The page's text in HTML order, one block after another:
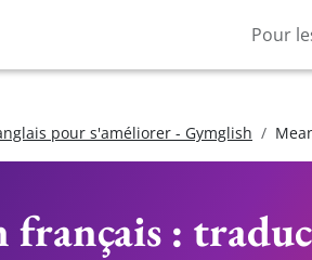
Pour
pour s'améliorer - Gymglish
français :